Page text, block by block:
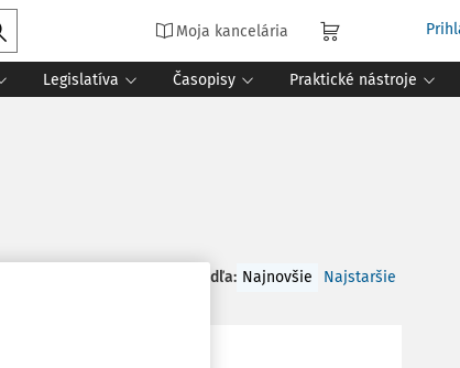
Moja kancelária
Legislatíva Časopisy Praktické nástroje
Zoradiť podľa: Najnovšie Najstaršie